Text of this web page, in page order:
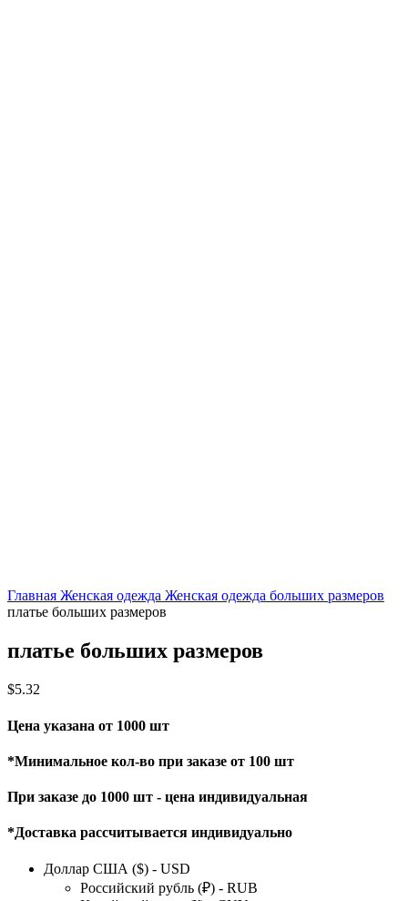
Главная Женская одежда Женская одежда больших размеров
платье больших размеров
платье больших размеров
$5.32
Цена указана от 1000 шт
*Минимальное кол-во при заказе от 100 шт
При заказе до 1000 шт - цена индивидуальная
*Доставка рассчитывается индивидуально
Доллар США ($) - USD
Российский рубль (₽) - RUB